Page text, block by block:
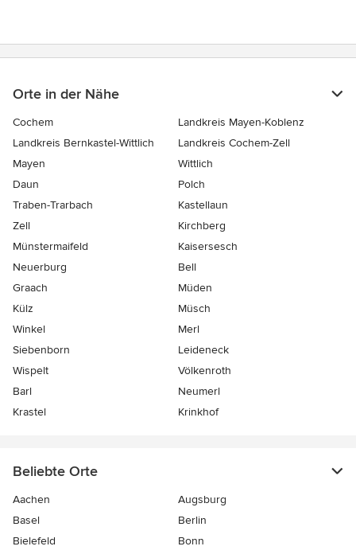
Orte in der Nähe
Cochem
Landkreis Mayen-Koblenz
Landkreis Bernkastel-Wittlich
Landkreis Cochem-Zell
Mayen
Wittlich
Daun
Polch
Traben-Trarbach
Kastellaun
Zell
Kirchberg
Münstermaifeld
Kaisersesch
Neuerburg
Bell
Graach
Müden
Külz
Müsch
Winkel
Merl
Siebenborn
Leideneck
Wispelt
Völkenroth
Barl
Neumerl
Krastel
Krinkhof
Beliebte Orte
Aachen
Augsburg
Basel
Berlin
Bielefeld
Bonn